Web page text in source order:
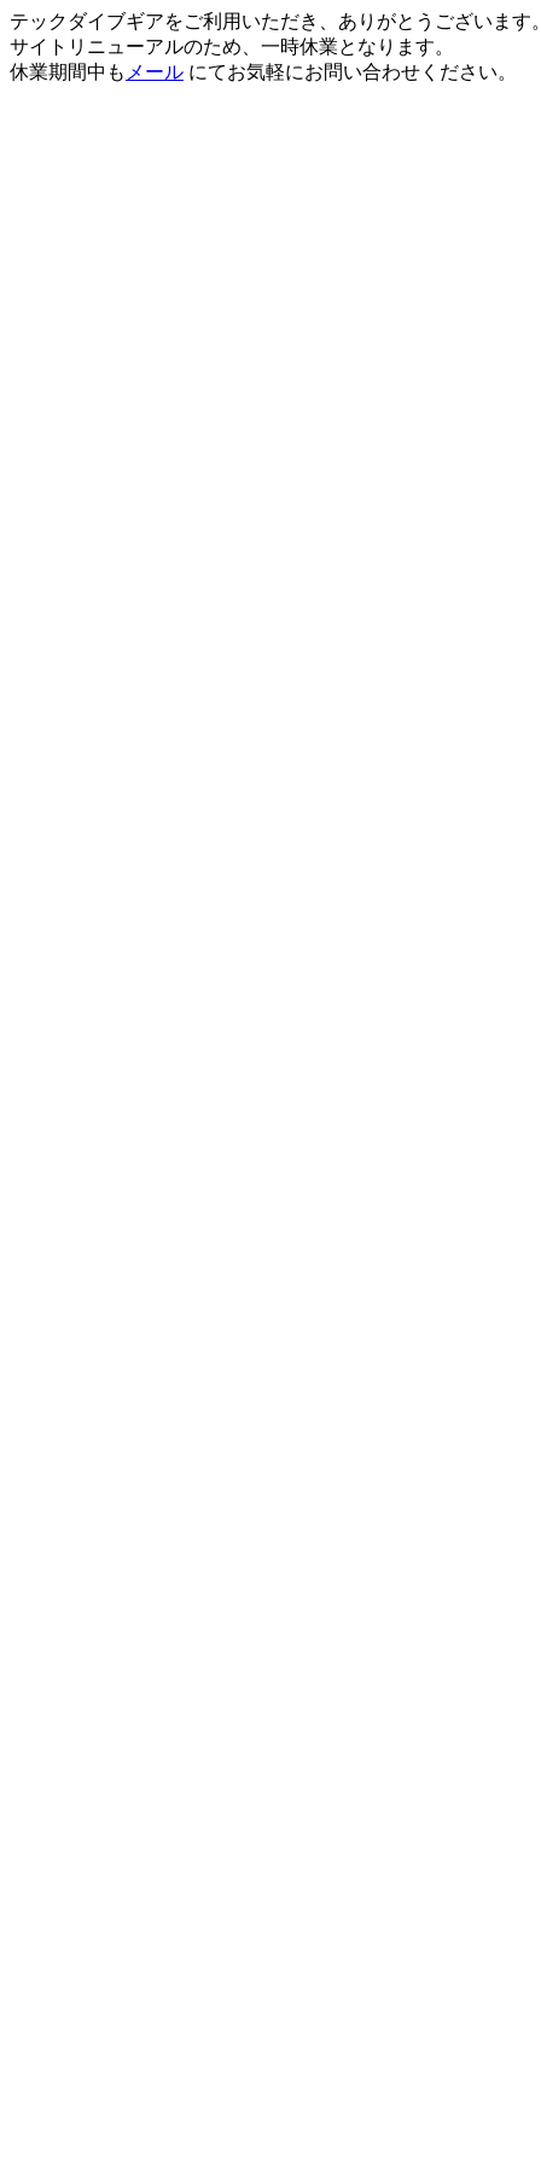
テックダイブギアをご利用いただき、ありがとうございます
サイトリニューアルのため、一時休業となります。
休業期間中も メール にてお気軽にお問い合わせください。